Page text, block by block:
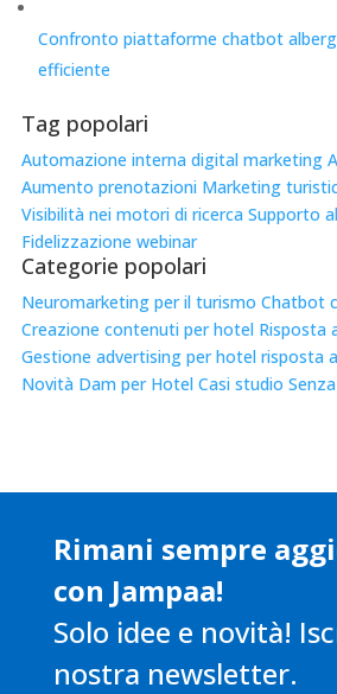
Confronto piattaforme chatbot
efficiente
Tag popolari
Automazione interna digital marketing
Aumento prenotazioni Marketing
Visibilità nei motori di ricerca Supporto
Fidelizzazione webinar
Categorie popolari
Neuromarketing per il turismo Chatbot
Creazione contenuti per hotel Risposta
Gestione advertising per hotel risposta
Novità Dam per Hotel Casi studio
Rimani sempre
con Jampaa!
Solo idee e novità!
nostra newsletter.